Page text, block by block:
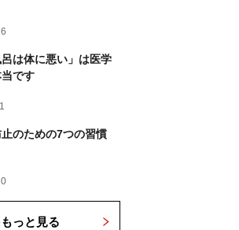
呂は体に悪い」は医学
です
のための7つの習慣
っと見る